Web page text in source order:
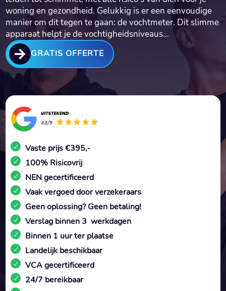
woning en gezondheid.​ Gelukkig is er een eenvoudige
manier om dit tegen te gaan: de vochtmeter.​ Dit slimme
apparaat helpt je de vochtigheidsniveaus…
 GRATIS OFFERTE
Vaste prijs €395,-
100% Risicovrij
NEN gecertificeerd
Vaak vergoed door verzekeraars
Geen oplossing? Geen betaling!
Verslag binnen 3 werkdagen
Binnen 1 uur ter plaatse
Landelijk beschikbaar
VCA gecertificeerd
24/7 bereikbaar